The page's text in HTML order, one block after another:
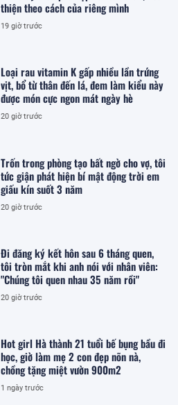
thiện theo cách của riêng mình
19 giờ trước
Loại rau vitamin K gấp nhiều lần trứng
vịt, bổ từ thân đến lá, đem làm kiểu này
được món cực ngon mát ngày hè
20 giờ trước
Trốn trong phòng tạo bất ngờ cho vợ, tôi
tức giận phát hiện bí mật động trời em
giấu kín suốt 3 năm
20 giờ trước
Đi đăng ký kết hôn sau 6 tháng quen,
tôi tròn mắt khi anh nói với nhân viên:
"Chúng tôi quen nhau 35 năm rồi"
20 giờ trước
Hot girl Hà thành 21 tuổi bế bụng bầu đi
học, giờ làm mẹ 2 con đẹp nõn nà,
chồng tặng miệt vườn 900m2
1 ngày trước